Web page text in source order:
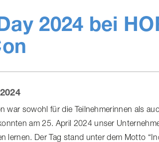
2024 bei
war sowohl für die Teil­neh­me­rinnen als
am 25. April 2024 unser
lernen. Der Tag stand unter dem Motto